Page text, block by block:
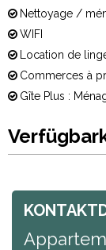
Nettoyage /
WIFI
Location de
Commerces à
Gîte Plus :